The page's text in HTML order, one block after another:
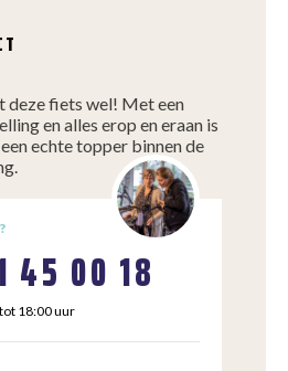
deze fiets wel! Met een
en alles erop en eraan is
echte topper binnen de
45 00 18
18:00 uur